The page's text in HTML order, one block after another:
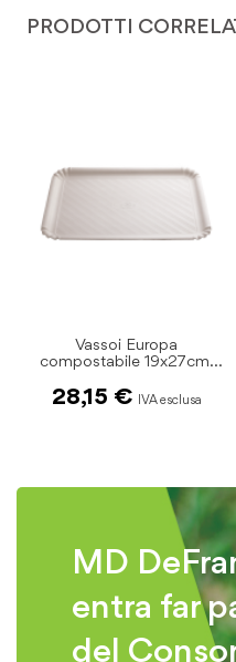
PRODOTTI
Vassoi Europa
compostabile
33,90 €
MD
entra far
del